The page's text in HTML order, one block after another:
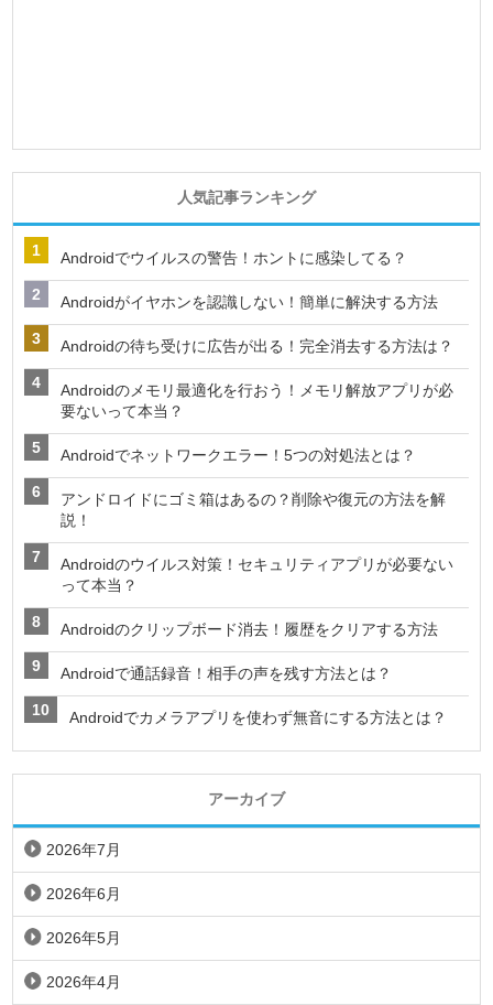
人気記事ランキング
Androidでウイルスの警告！ホントに感染してる？
Androidがイヤホンを認識しない！簡単に解決する方法
Androidの待ち受けに広告が出る！完全消去する方法は？
Androidのメモリ最適化を行おう！メモリ解放アプリが必
要ないって本当？
Androidでネットワークエラー！5つの対処法とは？
アンドロイドにゴミ箱はあるの？削除や復元の方法を解
説！
Androidのウイルス対策！セキュリティアプリが必要ない
って本当？
Androidのクリップボード消去！履歴をクリアする方法
Androidで通話録音！相手の声を残す方法とは？
Androidでカメラアプリを使わず無音にする方法とは？
アーカイブ
2026年7月
2026年6月
2026年5月
2026年4月